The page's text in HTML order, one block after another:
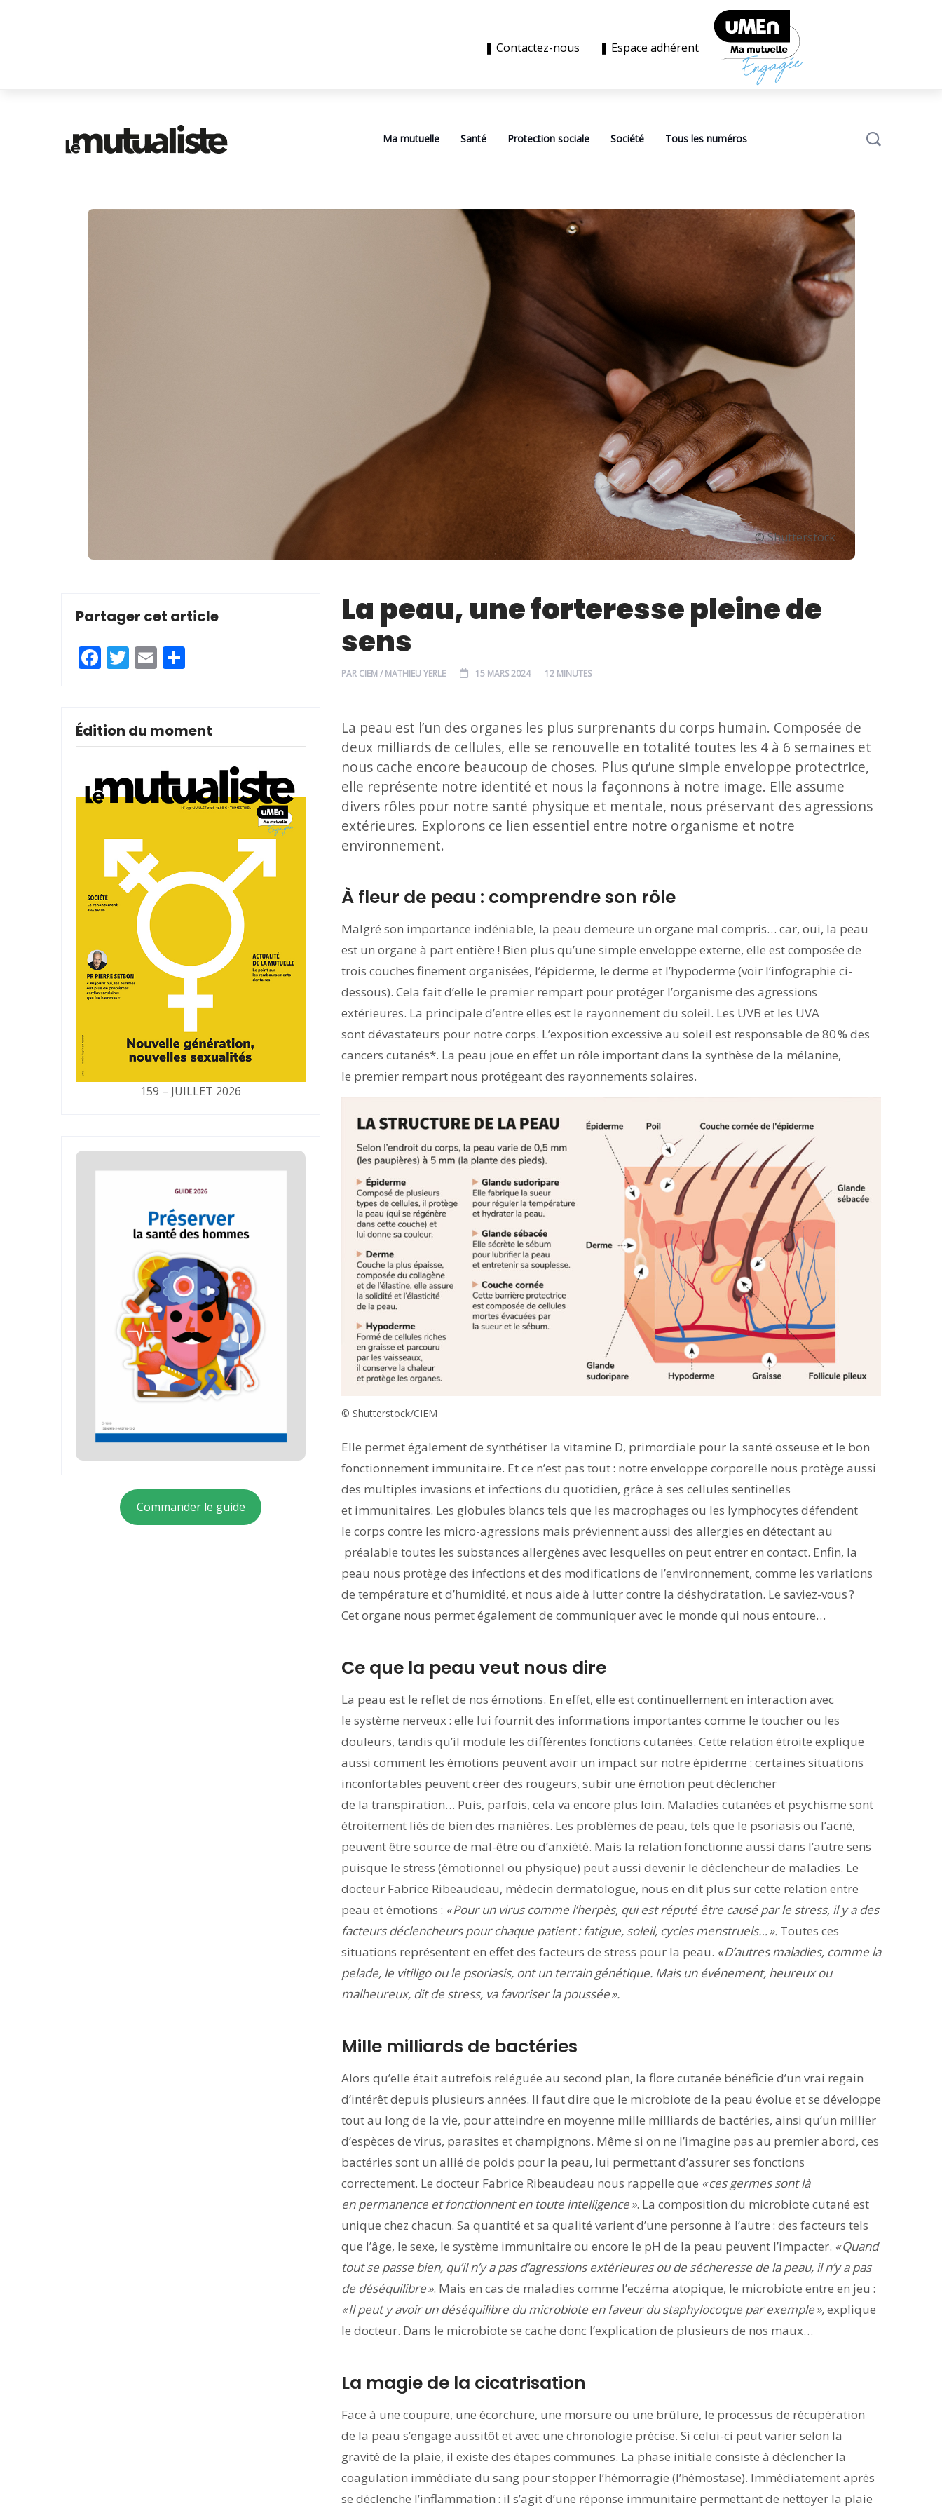
❚ Contactez-nous ❚ Espace adhérent
Ma mutuelle Santé Protection sociale Société Tous les numéros
© Shutterstock
Partager cet article
Facebook
Twitter
Email
Édition du moment
159 – JUILLET 2026
Commander le guide
La peau, une forteresse pleine de
sens
PAR CIEM / MATHIEU YERLE 15 MARS 2024 12 MINUTES
La peau est l’un des organes les plus surprenants du corps humain. Composée de
deux milliards de cellules, elle se renouvelle en totalité toutes les 4 à 6 semaines et
nous cache encore beaucoup de choses. Plus qu’une simple enveloppe protectrice,
elle représente notre identité et nous la façonnons à notre image. Elle assume
divers rôles pour notre santé physique et mentale, nous préservant des agressions
extérieures. Explorons ce lien essentiel entre notre organisme et notre
environnement.
À fleur de peau : comprendre son rôle
Malgré son importance indéniable, la peau demeure un organe mal compris… car, oui, la peau
est un organe à part entière ! Bien plus qu’une simple enveloppe externe, elle est composée de
trois couches finement organisées, l’épiderme, le derme et l’hypoderme (voir l’infographie ci-
dessous). Cela fait d’elle le premier rempart pour protéger l’organisme des agressions
extérieures. La principale d’entre elles est le rayonnement du soleil. Les UVB et les UVA
sont dévastateurs pour notre corps. L’exposition excessive au soleil est responsable de 80 % des
cancers cutanés*. La peau joue en effet un rôle important dans la synthèse de la mélanine,
le premier rempart nous protégeant des rayonnements solaires.
© Shutterstock/CIEM
Elle permet également de synthétiser la vitamine D, primordiale pour la santé osseuse et le bon
fonctionnement immunitaire. Et ce n’est pas tout : notre enveloppe corporelle nous protège aussi
des multiples invasions et infections du quotidien, grâce à ses cellules sentinelles
et immunitaires. Les globules blancs tels que les macrophages ou les lymphocytes défendent
le corps contre les micro-agressions mais préviennent aussi des allergies en détectant au
préalable toutes les substances allergènes avec lesquelles on peut entrer en contact. Enfin, la
peau nous protège des infections et des modifications de l’environnement, comme les variations
de température et d’humidité, et nous aide à lutter contre la déshydratation. Le saviez-vous ?
Cet organe nous permet également de communiquer avec le monde qui nous entoure…
Ce que la peau veut nous dire
La peau est le reflet de nos émotions. En effet, elle est continuellement en interaction avec
le système nerveux : elle lui fournit des informations importantes comme le toucher ou les
douleurs, tandis qu’il module les différentes fonctions cutanées. Cette relation étroite explique
aussi comment les émotions peuvent avoir un impact sur notre épiderme : certaines situations
inconfortables peuvent créer des rougeurs, subir une émotion peut déclencher
de la transpiration… Puis, parfois, cela va encore plus loin. Maladies cutanées et psychisme sont
étroitement liés de bien des manières. Les problèmes de peau, tels que le psoriasis ou l’acné,
peuvent être source de mal-être ou d’anxiété. Mais la relation fonctionne aussi dans l’autre sens
puisque le stress (émotionnel ou physique) peut aussi devenir le déclencheur de maladies. Le
docteur Fabrice Ribeaudeau, médecin dermatologue, nous en dit plus sur cette relation entre
peau et émotions : « Pour un virus comme l’herpès, qui est réputé être causé par le stress, il y a des
facteurs déclencheurs pour chaque patient : fatigue, soleil, cycles menstruels… ». Toutes ces
situations représentent en effet des facteurs de stress pour la peau. « D’autres maladies, comme la
pelade, le vitiligo ou le psoriasis, ont un terrain génétique. Mais un événement, heureux ou
malheureux, dit de stress, va favoriser la poussée ».
Mille milliards de bactéries
Alors qu’elle était autrefois reléguée au second plan, la flore cutanée bénéficie d’un vrai regain
d’intérêt depuis plusieurs années. Il faut dire que le microbiote de la peau évolue et se développe
tout au long de la vie, pour atteindre en moyenne mille milliards de bactéries, ainsi qu’un millier
d’espèces de virus, parasites et champignons. Même si on ne l’imagine pas au premier abord, ces
bactéries sont un allié de poids pour la peau, lui permettant d’assurer ses fonctions
correctement. Le docteur Fabrice Ribeaudeau nous rappelle que « ces germes sont là
en permanence et fonctionnent en toute intelligence ». La composition du microbiote cutané est
unique chez chacun. Sa quantité et sa qualité varient d’une personne à l’autre : des facteurs tels
que l’âge, le sexe, le système immunitaire ou encore le pH de la peau peuvent l’impacter. « Quand
tout se passe bien, qu’il n’y a pas d’agressions extérieures ou de sécheresse de la peau, il n’y a pas
de déséquilibre ». Mais en cas de maladies comme l’eczéma atopique, le microbiote entre en jeu :
« Il peut y avoir un déséquilibre du microbiote en faveur du staphylocoque par exemple »,explique
le docteur. Dans le microbiote se cache donc l’explication de plusieurs de nos maux…
La magie de la cicatrisation
Face à une coupure, une écorchure, une morsure ou une brûlure, le processus de récupération
de la peau s’engage aussitôt et avec une chronologie précise. Si celui-ci peut varier selon la
gravité de la plaie, il existe des étapes communes. La phase initiale consiste à déclencher la
coagulation immédiate du sang pour stopper l’hémorragie (l’hémostase). Immédiatement après
se déclenche l’inflammation : il s’agit d’une réponse immunitaire permettant de nettoyer la plaie